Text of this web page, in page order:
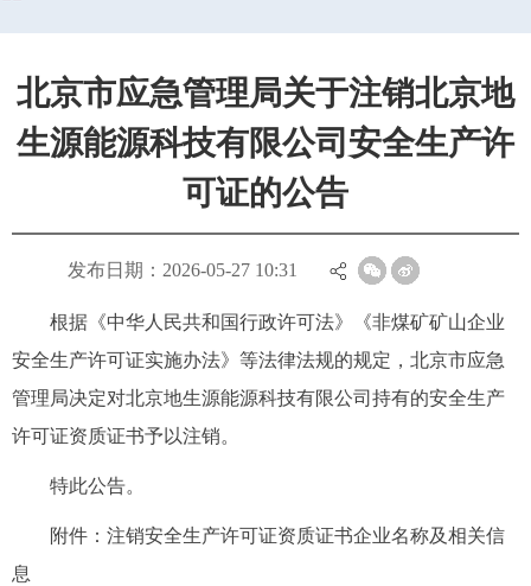
北京市应急管理局关于注销北京地
生源能源科技有限公司安全生产许
可证的公告
发布日期：2026-05-27 10:31
根据《中华人民共和国行政许可法》《非煤矿矿山企业
安全生产许可证实施办法》等法律法规的规定，北京市应急
管理局决定对北京地生源能源科技有限公司持有的安全生产
许可证资质证书予以注销。
特此公告。
附件：注销安全生产许可证资质证书企业名称及相关信
息